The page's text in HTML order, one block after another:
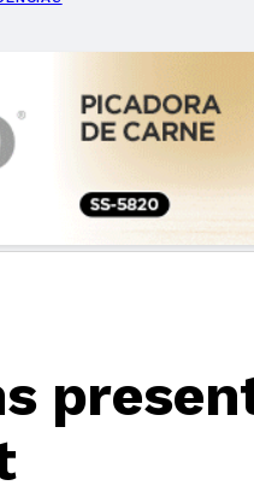
tu noticia